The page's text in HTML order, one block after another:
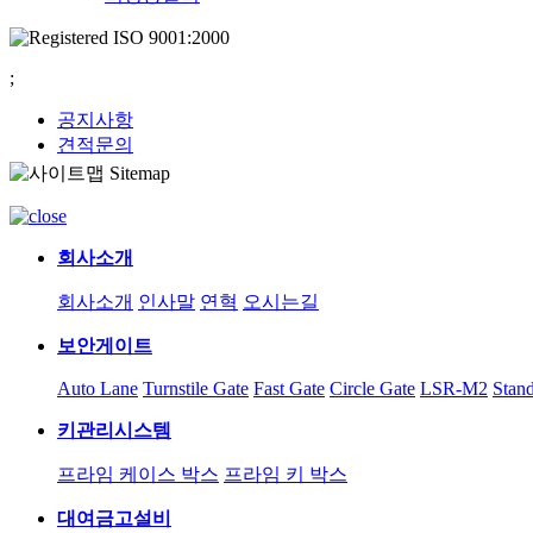
;
공지사항
견적문의
회사소개
회사소개 인사말 연혁 오시는길
보안게이트
Auto Lane Turnstile Gate Fast Gate Circle Gate LSR-M2
키관리시스템
프라임 케이스 박스 프라임 키 박스
대여금고설비